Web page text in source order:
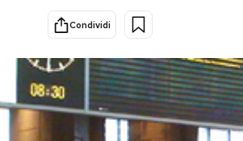
Storie/Idee
Ok Boomer!
Media
Europa
Altrecose
Mondiali calcio 2026
Condividi